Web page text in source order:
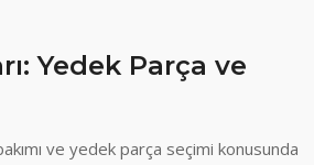
Yedek Parça ve
ve yedek parça seçimi konusunda